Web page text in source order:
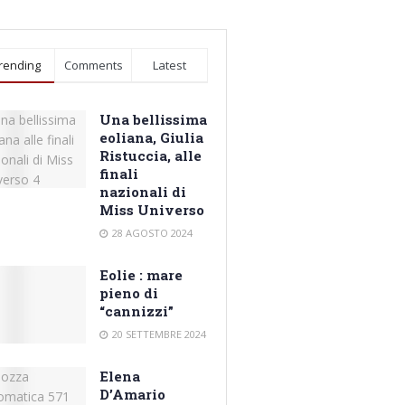
Comments Latest
Una bellissima
eoliana, Giulia
Ristuccia, alle
finali
nazionali di
Miss Universo
28 AGOSTO 2024
Eolie : mare
pieno di
“cannizzi”
20 SETTEMBRE 2024
Elena
D’Amario